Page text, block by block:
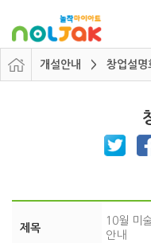
개설안내 > 창업설명
제목
10월 미
안내